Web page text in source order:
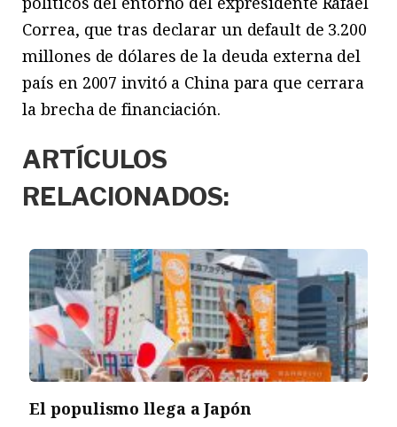
Correa, que tras declarar un default de 3.200
millones de dólares de la deuda externa del
país en 2007 invitó a China para que cerrara
la brecha de financiación.
ARTÍCULOS
RELACIONADOS:
El populismo llega a Japón